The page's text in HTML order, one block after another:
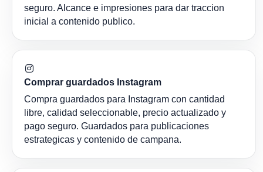
seguro. Alcance e impresiones para dar traccion
inicial a contenido publico.
Comprar guardados Instagram
Compra guardados para Instagram con cantidad
libre, calidad seleccionable, precio actualizado y
pago seguro. Guardados para publicaciones
estrategicas y contenido de campana.